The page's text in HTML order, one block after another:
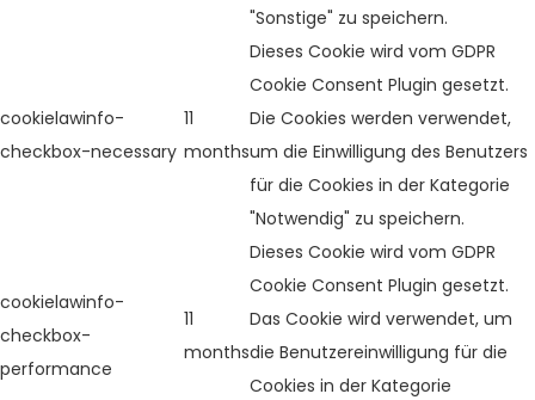
"Sonstige" zu speichern.
cookielawinfo-
checkbox-necessary
11
months
Dieses Cookie wird vom GDPR
Cookie Consent Plugin gesetzt.
Die Cookies werden verwendet,
um die Einwilligung des Benutzers
für die Cookies in der Kategorie
"Notwendig" zu speichern.
cookielawinfo-
checkbox-
performance
11
months
Dieses Cookie wird vom GDPR
Cookie Consent Plugin gesetzt.
Das Cookie wird verwendet, um
die Benutzereinwilligung für die
Cookies in der Kategorie